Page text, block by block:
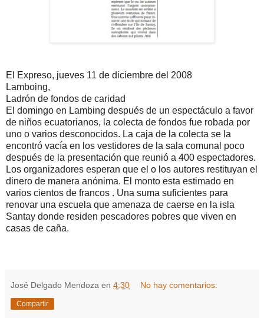
El Expreso, jueves 11 de diciembre del 2008
Lamboing,
Ladrón de fondos de caridad
El domingo en Lambing después de un espectáculo a favor
de niños ecuatorianos, la colecta de fondos fue robada por
uno o varios desconocidos. La caja de la colecta se la
encontró vacía en los vestidores de la sala comunal poco
después de la presentación que reunió a 400 espectadores.
Los organizadores esperan que el o los autores restituyan el
dinero de manera anónima. El monto esta estimado en
varios cientos de francos . Una suma suficientes para
renovar una escuela que amenaza de caerse en la isla
Santay donde residen pescadores pobres que viven en
casas de caña.
José Delgado Mendoza en 4:30 No hay comentarios:
Compartir